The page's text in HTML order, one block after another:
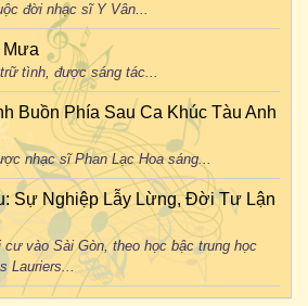
đời nhạc sĩ Y Vân...
Mưa
tình, được sáng tác...
Buồn Phía Sau Ca Khúc Tàu Anh
nhạc sĩ Phan Lạc Hoa sáng...
Sự Nghiệp Lẫy Lừng, Đời Tư Lận
cư vào Sài Gòn, theo học bậc trung học
Lauriers...